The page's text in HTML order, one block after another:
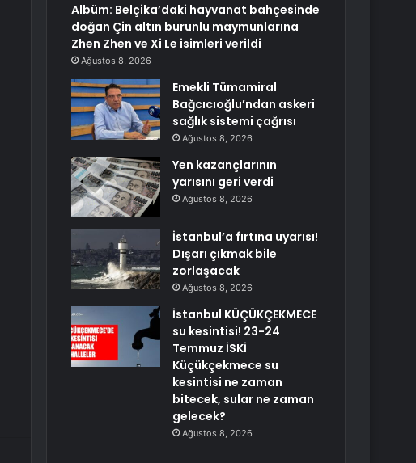
Albüm: Belçika’daki hayvanat bahçesinde
doğan Çin altın burunlu maymunlarına
Zhen Zhen ve Xi Le isimleri verildi
Ağustos 8, 2026
Emekli Tümamiral
Bağcıcıoğlu’ndan askeri
sağlık sistemi çağrısı
Ağustos 8, 2026
Yen kazançlarının
yarısını geri verdi
Ağustos 8, 2026
İstanbul’a fırtına uyarısı!
Dışarı çıkmak bile
zorlaşacak
Ağustos 8, 2026
İstanbul KÜÇÜKÇEKMECE
su kesintisi! 23-24
Temmuz İSKİ
Küçükçekmece su
kesintisi ne zaman
bitecek, sular ne zaman
gelecek?
Ağustos 8, 2026